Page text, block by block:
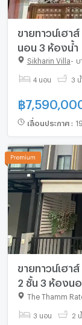
ขายทาวน์เฮา
นอน 3 ห้องน้ำ
Sikharin Villa บ
4 นอน 3 น้
฿
เลื่อนประกาศ :
ขายทาวน์เฮา
2 ชั้น 3 ห้องน
The Thamm
3 นอน 2 น้